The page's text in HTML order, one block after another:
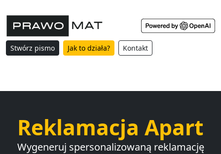
Stwórz pismo Jak to działa? Kontakt
Reklamacja Apart
Wygeneruj spersonalizowaną reklamację